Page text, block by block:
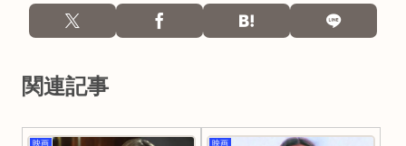
関連記事
映画 映画